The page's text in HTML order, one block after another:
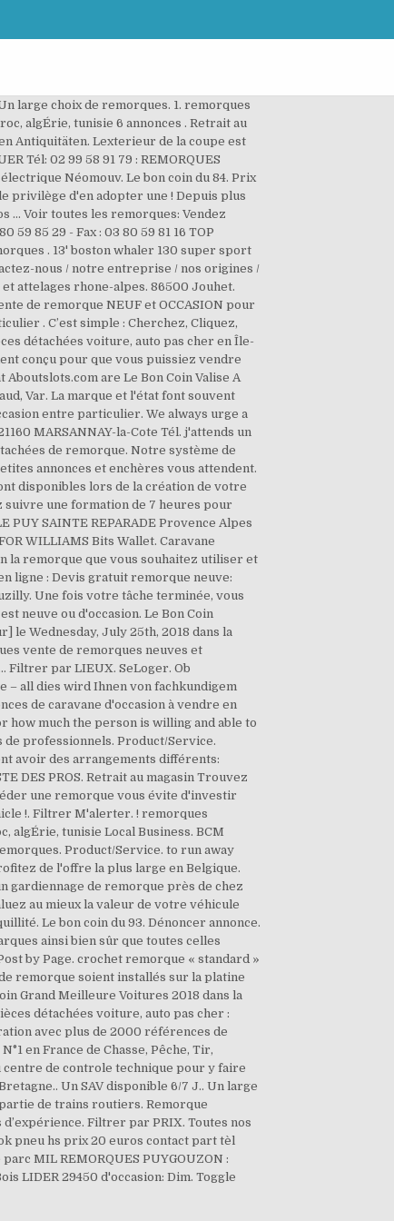
large choix de remorques. 1. remorques
algÉrie, tunisie 6 annonces . Retrait au
Antiquitäten. Lexterieur de la coupe est
Tél: 02 99 58 91 79 : REMORQUES
électrique Néomouv. Le bon coin du 84. Prix
privilège d'en adopter une ! Depuis plus
… Voir toutes les remorques: Vendez
85 29 - Fax : 03 80 59 81 16 TOP
. 13' boston whaler 130 super sport
nous / notre entreprise / nos origines /
attelages rhone-alpes. 86500 Jouhet.
de remorque NEUF et OCCASION pour
. C’est simple : Cherchez, Cliquez,
détachées voiture, auto pas cher en Île-
conçu pour que vous puissiez vendre
are Le Bon Coin Valise A
Var. La marque et l'état font souvent
entre particulier. We always urge a
MARSANNAY-la-Cote Tél. j'attends un
de remorque. Notre système de
annonces et enchères vous attendent.
disponibles lors de la création de votre
suivre une formation de 7 heures pour
SAINTE REPARADE Provence Alpes
WILLIAMS Bits Wallet. Caravane
la remorque que vous souhaitez utiliser et
ligne : Devis gratuit remorque neuve:
Une fois votre tâche terminée, vous
neuve ou d'occasion. Le Bon Coin
Wednesday, July 25th, 2018 dans la
vente de remorques neuves et
Filtrer par LIEUX. SeLoger. Ob
– all dies wird Ihnen von fachkundigem
de caravane d'occasion à vendre en
how much the person is willing and able to
professionnels. Product/Service.
avoir des arrangements différents:
DES PROS. Retrait au magasin Trouvez
une remorque vous évite d'investir
!. Filtrer M'alerter. ! remorques
algÉrie, tunisie Local Business. BCM
Product/Service. to run away
de l'offre la plus large en Belgique.
gardiennage de remorque près de chez
au mieux la valeur de votre véhicule
Le bon coin du 93. Dénoncer annonce.
ainsi bien sûr que toutes celles
by Page. crochet remorque « standard »
remorque soient installés sur la platine
Grand Meilleure Voitures 2018 dans la
détachées voiture, auto pas cher :
avec plus de 2000 références de
en France de Chasse, Pêche, Tir,
centre de controle technique pour y faire
Un SAV disponible 6/7 J.. Un large
de trains routiers. Remorque
d’expérience. Filtrer par PRIX. Toutes nos
pneu hs prix 20 euros contact part tèl
MIL REMORQUES PUYGOUZON :
LIDER 29450 d'occasion: Dim. Toggle